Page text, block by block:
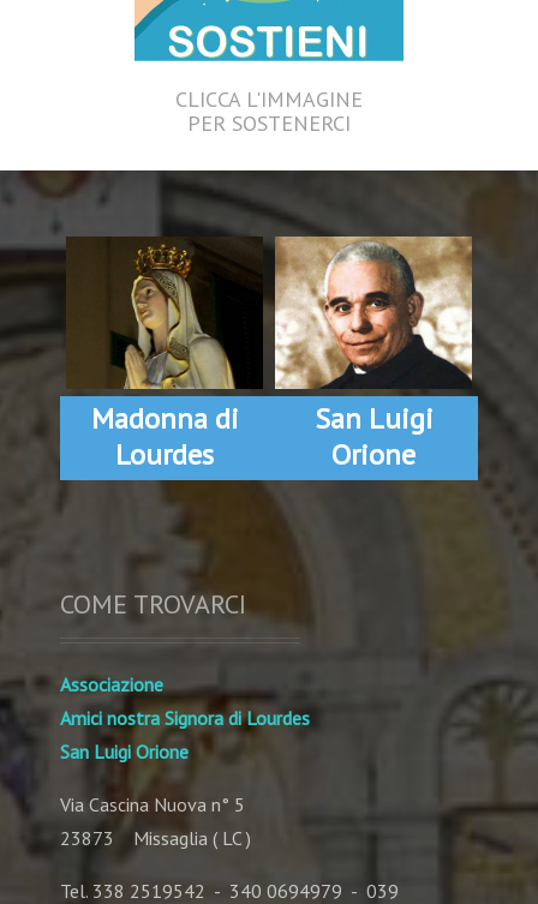
CLICCA L'IMMAGINE
PER SOSTENERCI
Madonna di
Lourdes
San Luigi
Orione
COME TROVARCI
Associazione
Amici nostra Signora di Lourdes
San Luigi Orione
Via Cascina Nuova n° 5
23873 Missaglia ( LC )
Tel. 338 2519542 - 340 0694979 - 039